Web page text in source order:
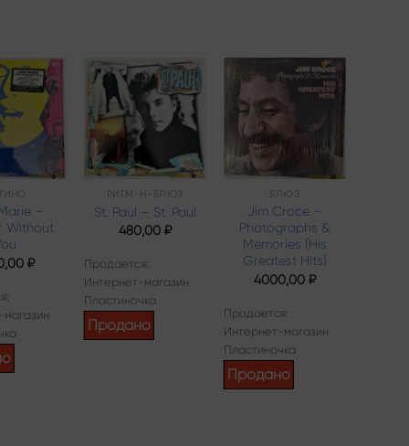
Add to
wishlist
–
Without
₽
Add to
wishlist
РИТМ-Н-БЛЮЗ
St. Paul – St. Paul
480,00 ₽
Продается:
Интернет-магазин
Пластиночка
Продано
БЛЮЗ
Jim Croce –
Photographs &
Memories (His
Greatest Hits)
4000,00 ₽
Продается:
Интернет-магазин
Пластиночка
Продано